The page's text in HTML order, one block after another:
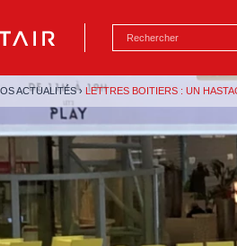
ACTUALITÉS› LETTRES BOITIERS : UN